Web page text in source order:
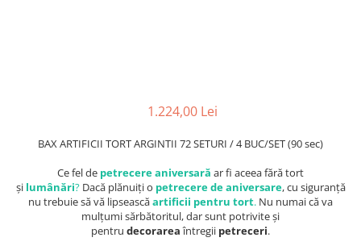
1.224,00 Lei
BAX ARTIFICII TORT ARGINTII 72 SETURI / 4 BUC/SET (90 sec)
Ce fel de petrecere aniversară ar fi aceea fără tort
și lumânări?Dacă plănuiți o petrecere de aniversare, cu siguranță
nu trebuie să vă lipseascăartificii pentru tort. Nu numai că va
mulțumi sărbătoritul, dar sunt potrivite și
pentru decorareaîntregii petreceri.